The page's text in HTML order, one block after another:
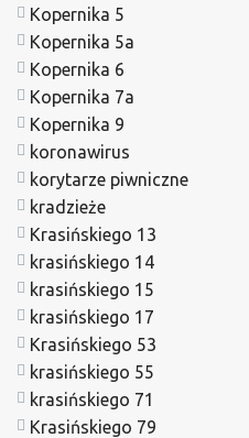
Kopernika 5
Kopernika 5a
Kopernika 6
Kopernika 7a
Kopernika 9
koronawirus
korytarze piwniczne
kradzieże
Krasińskiego 13
krasińskiego 14
krasińskiego 15
krasińskiego 17
Krasińskiego 53
krasińskiego 55
krasińskiego 71
Krasińskiego 79